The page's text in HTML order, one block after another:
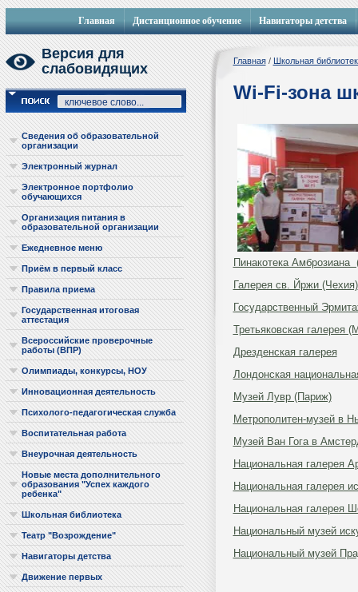
Главная Дистанционное обучение Навигаторы детства
Версия для
слабовидящих
Сведения об образовательной
организации
Электронный журнал
Электронное портфолио
обучающихся
Организация питания в
образовательной организации
Ежедневное меню
Приём в первый класс
Правила приема
Государственная итоговая
аттестация
Всероссийские проверочные
работы (ВПР)
Олимпиады, конкурсы, НОУ
Инновационная деятельность
Психолого-педагогическая служба
Воспитательная работа
Внеурочная деятельность
Новые места дополнительного
образования "Успех каждого
ребенка"
Школьная библиотека
Театр "Возрождение"
Навигаторы детства
Движение первых
Главная/ Школьная
Wi-Fi-зона
Пинакотека Амброзиана
Галерея св. Йржи (Чехия)
Государственный
Третьяковская галерея
Дрезденская галерея
Лондонская
Музей Лувр (Париж)
Метрополитен-музей в
Музей Ван Гога в
Национальная галерея
Национальная галерея
Национальная галерея
Национальный музей
Национальный музей